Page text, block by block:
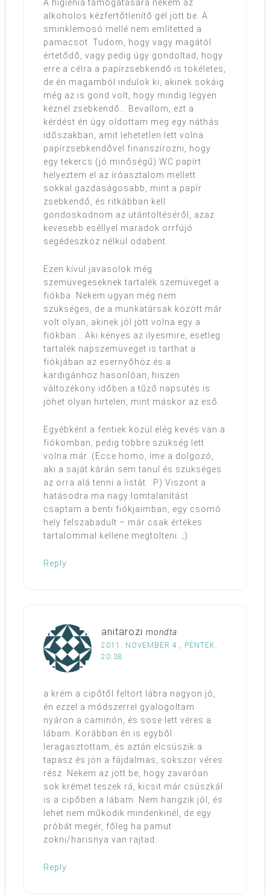
A higiénia támogatására nekem az
alkoholos kézfertőtlenítő gél jött be. A
sminklemosó mellé nem említetted a
pamacsot. Tudom, hogy vagy magától
értetődő, vagy pedig úgy gondoltad, hogy
erre a célra a papírzsebkendő is tökéletes,
de én magamból indulok ki, akinek sokáig
még az is gond volt, hogy mindig legyen
kéznél zsebkendő… Bevallom, ezt a
kérdést én úgy oldottam meg egy náthás
időszakban, amit lehetetlen lett volna
papírzsebkendővel finanszírozni, hogy
egy tekercs (jó minőségű) WC papírt
helyeztem el az íróasztalom mellett.
sokkal gazdaságosabb, mint a papír
zsebkendő, és ritkábban kell
gondoskodnom az utántöltéséről, azaz
kevesebb eséllyel maradok orrfújó
segédeszköz nélkül odabent.
Ezen kívül javasolok még
szemüvegeseknek tartalék szemüveget a
fiókba. Nekem ugyan még nem
szükséges, de a munkatársak között már
volt olyan, akinek jól jött volna egy a
fiókban… Aki kényes az ilyesmire, esetleg
tartalék napszemüveget is tarthat a
fiókjában az esernyőhöz és a
kardigánhoz hasonlóan, hiszen
változékony időben a tűző napsütés is
jöhet olyan hirtelen, mint máskor az eső.
Egyébként a fentiek közül elég kevés van a
fiókomban, pedig többre szükség lett
volna már. (Ecce homo, íme a dolgozó,
aki a saját kárán sem tanul és szükséges
az orra alá tenni a listát. :P) Viszont a
hatásodra ma nagy lomtalanítást
csaptam a benti fiókjaimban, egy csomó
hely felszabadult – már csak értékes
tartalommal kellene megtölteni. ;)
Reply
anitarozi mondta
2011. NOVEMBER 4., PÉNTEK,
20:38
a krém a cipőtől feltört lábra nagyon jó,
én ezzel a módszerrel gyalogoltam
nyáron a caminón, és sose lett véres a
lábam. Korábban én is egyből
leragasztottam, és aztán elcsúszik a
tapasz és jön a fájdalmas, sokszor véres
rész. Nekem az jött be, hogy zavaróan
sok krémet teszek rá, kicsit már csúszkál
is a cipőben a lábam. Nem hangzik jól, és
lehet nem működik mindenkinél, de egy
próbát megér, főleg ha pamut
zokni/harisnya van rajtad.
Reply